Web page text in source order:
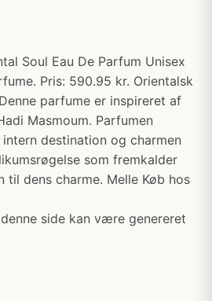
Soul Eau De Parfum Unisex
Pris: 590.95 kr. Orientalsk
parfume er inspireret af
Masmoum. Parfumen
destination og charmen
som fremkalder
til dens charme. Melle Køb hos
side kan være genereret